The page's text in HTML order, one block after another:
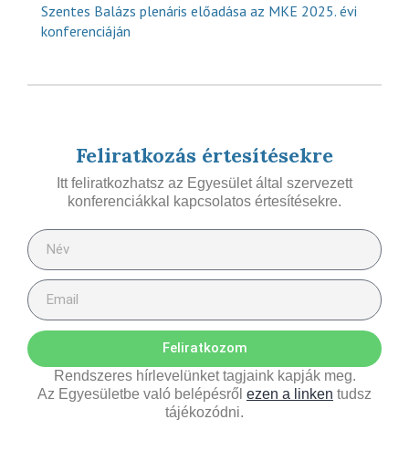
Szentes Balázs plenáris előadása az MKE 2025. évi
konferenciáján
Feliratkozás értesítésekre
Itt feliratkozhatsz az Egyesület által szervezett
konferenciákkal kapcsolatos értesítésekre.
Feliratkozom
Rendszeres hírlevelünket tagjaink kapják meg.
Az Egyesületbe való belépésről ezen a linken tudsz
tájékozódni.